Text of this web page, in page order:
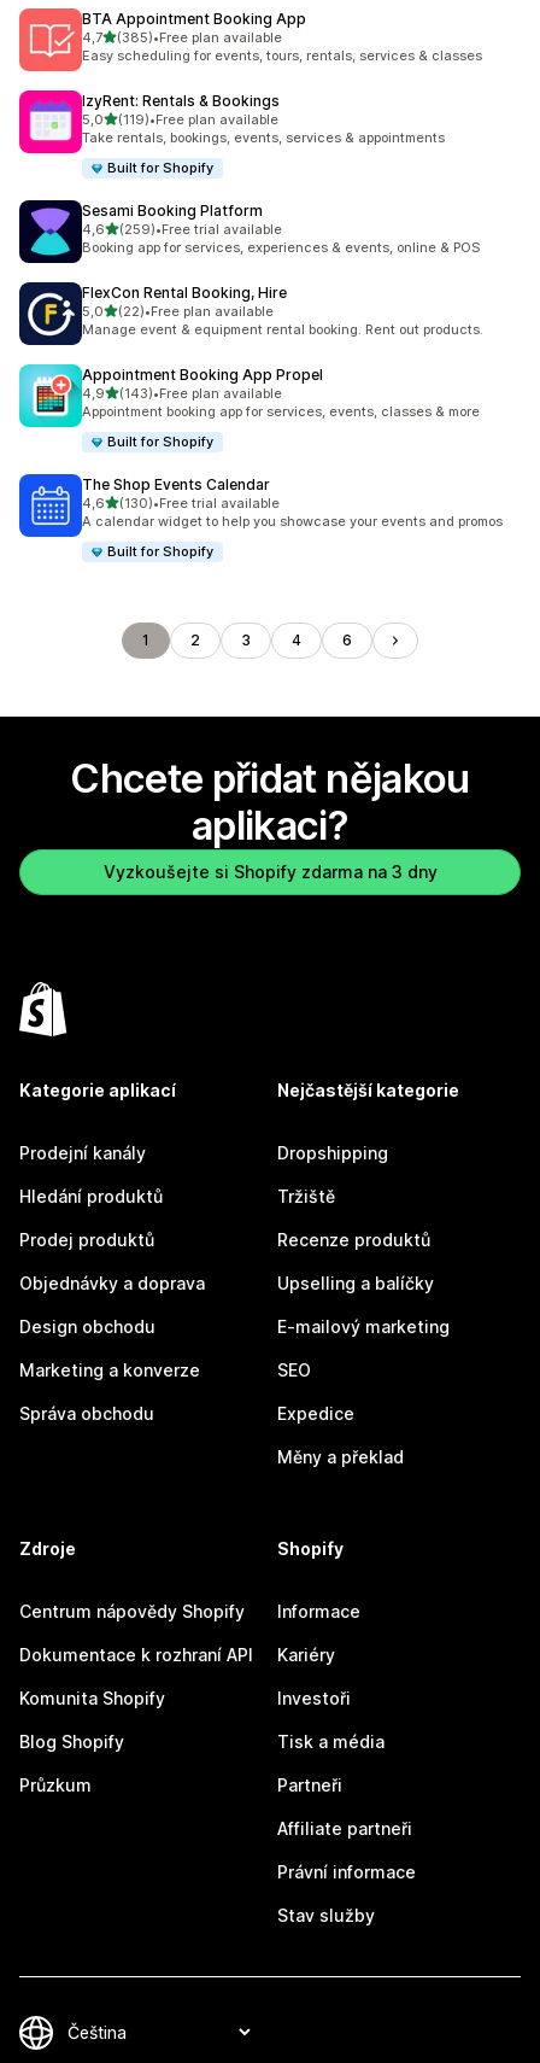
BTA Appointment Booking App
4,7z 5 hvězd
(385)
Celkový počet recenzí: 385
•Free plan available
Easy scheduling for events, tours, rentals, services & classes
IzyRent: Rentals & Bookings
5,0z 5 hvězd
(119)
Celkový počet recenzí: 119
•Free plan available
Take rentals, bookings, events, services & appointments
Built for Shopify
Sesami Booking Platform
4,6z 5 hvězd
(259)
Celkový počet recenzí: 259
•Free trial available
Booking app for services, experiences & events, online & POS
FlexCon Rental Booking, Hire
5,0z 5 hvězd
(22)
Celkový počet recenzí: 22
•Free plan available
Manage event & equipment rental booking. Rent out products.
Appointment Booking App Propel
4,9z 5 hvězd
(143)
Celkový počet recenzí: 143
•Free plan available
Appointment booking app for services, events, classes & more
Built for Shopify
The Shop Events Calendar
4,6z 5 hvězd
(130)
Celkový počet recenzí: 130
•Free trial available
A calendar widget to help you showcase your events and promos
Built for Shopify
1 2 3 4 6
Chcete přidat nějakou
aplikaci?
Vyzkoušejte si Shopify zdarma na 3 dny
Kategorie aplikací
Prodejní kanály
Hledání produktů
Prodej produktů
Objednávky a doprava
Design obchodu
Marketing a konverze
Správa obchodu
Nejčastější kategorie
Dropshipping
Tržiště
Recenze produktů
Upselling a balíčky
E-mailový marketing
SEO
Expedice
Měny a překlad
Zdroje
Centrum nápovědy Shopify
Dokumentace k rozhraní API
Komunita Shopify
Blog Shopify
Průzkum
Shopify
Informace
Kariéry
Investoři
Tisk a média
Partneři
Affiliate partneři
Právní informace
Stav služby